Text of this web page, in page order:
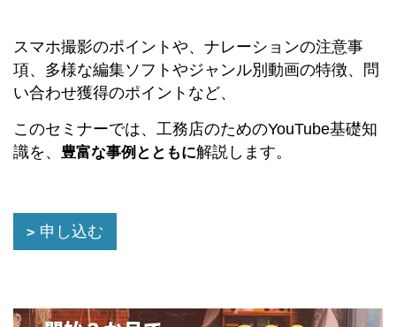
スマホ撮影のポイントや、ナレーションの注意事
項、多様な編集ソフトやジャンル別動画の特徴、問
い合わせ獲得のポイントなど、
このセミナーでは、工務店のためのYouTube基礎知
識を、 豊富な事例とともに解説します。
申し込む